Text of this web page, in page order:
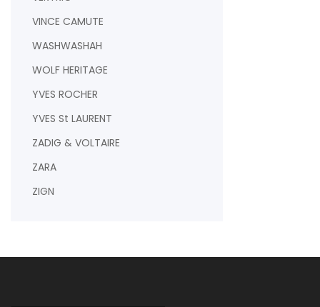
VINCE CAMUTE
WASHWASHAH
WOLF HERITAGE
YVES ROCHER
YVES St LAURENT
ZADIG & VOLTAIRE
ZARA
ZIGN